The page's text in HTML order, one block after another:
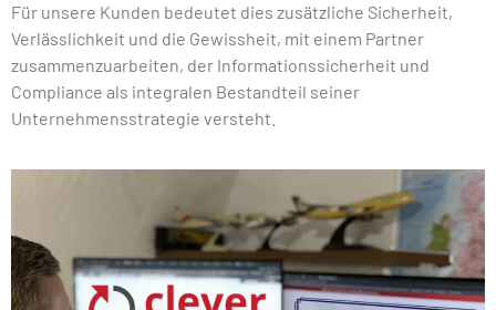
Für unsere Kunden bedeutet dies zusätzliche Sicherheit,
Verlässlichkeit und die Gewissheit, mit einem Partner
zusammenzuarbeiten, der Informationssicherheit und
Compliance als integralen Bestandteil seiner
Unternehmensstrategie versteht.